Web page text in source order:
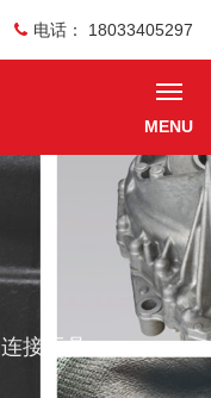
电话： 18033405297
MENU
接工具